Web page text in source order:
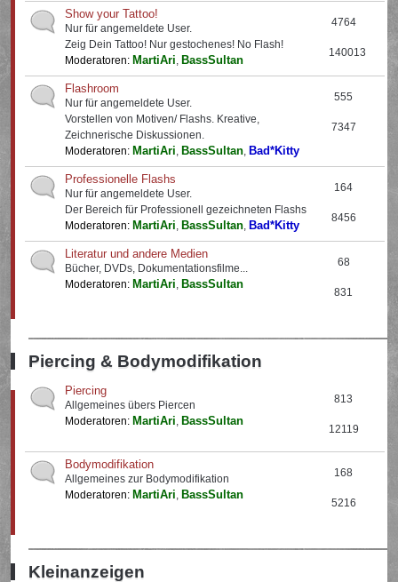
Show your Tattoo!
Nur für angemeldete User.
Zeig Dein Tattoo! Nur gestochenes! No Flash!
Moderatoren: MartiAri, BassSultan
4764
140013
Flashroom
Nur für angemeldete User.
Vorstellen von Motiven/ Flashs. Kreative,
Zeichnerische Diskussionen.
Moderatoren: MartiAri, BassSultan, Bad*Kitty
555
7347
Professionelle Flashs
Nur für angemeldete User.
Der Bereich für Professionell gezeichneten Flashs
Moderatoren: MartiAri, BassSultan, Bad*Kitty
164
8456
Literatur und andere Medien
Bücher, DVDs, Dokumentationsfilme...
Moderatoren: MartiAri, BassSultan
68
831
Piercing & Bodymodifikation
Piercing
Allgemeines übers Piercen
Moderatoren: MartiAri, BassSultan
813
12119
Bodymodifikation
Allgemeines zur Bodymodifikation
Moderatoren: MartiAri, BassSultan
168
5216
Kleinanzeigen